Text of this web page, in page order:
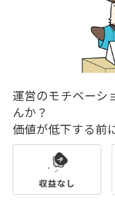
運営のモチベーシ
んか？
価値が低下する前